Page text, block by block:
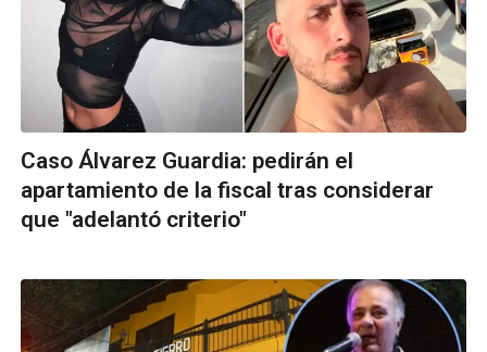
Caso Álvarez Guardia: pedirán el
apartamiento de la fiscal tras considerar
que "adelantó criterio"